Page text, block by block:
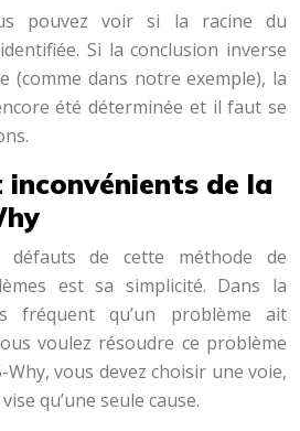
pouvez voir si la racine du
Si la conclusion inverse
(comme dans notre exemple), la
été déterminée et il faut se
de la
défauts de cette méthode de
est sa simplicité. Dans la
fréquent qu’un problème ait
voulez résoudre ce problème
Why, vous devez choisir une voie,
qu’une seule cause.